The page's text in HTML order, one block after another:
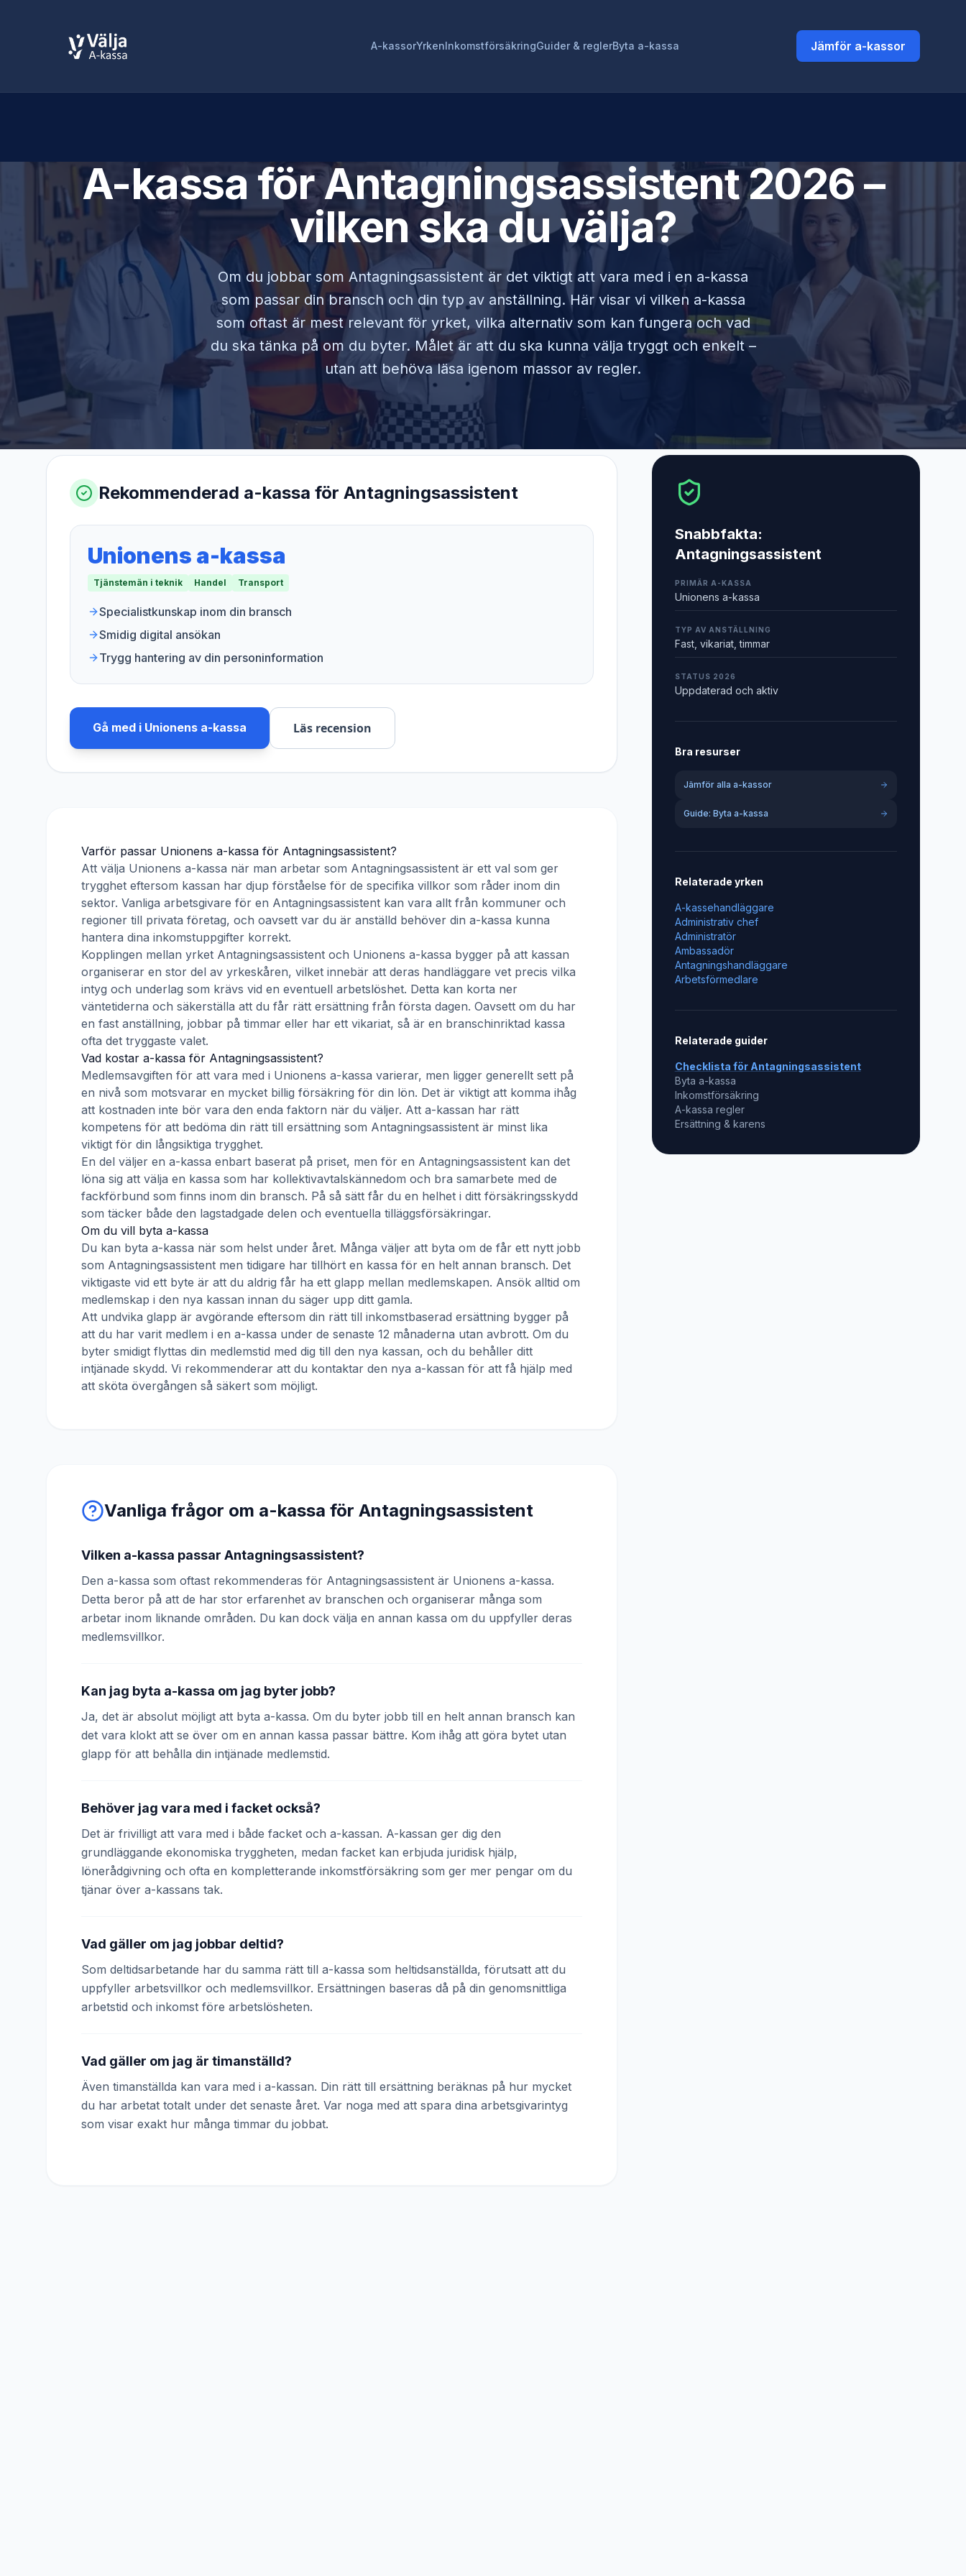
A-kassorYrkenInkomstförsäkringGuider & reglerByta a-kassa Jämför a-kassor
A-kassa förAntagningsassistent2026 –
vilken ska du välja?
Om du jobbar som Antagningsassistent är det viktigt att vara med i en a-kassa
som passar din bransch och din typ av anställning. Här visar vi vilken a-kassa
som oftast är mest relevant för yrket, vilka alternativ som kan fungera och vad
du ska tänka på om du byter. Målet är att du ska kunna välja tryggt och enkelt –
utan att behöva läsa igenom massor av regler.
Rekommenderad a-kassa för Antagningsassistent
Unionens a-kassa
Tjänstemän i teknik Handel Transport
Specialistkunskap inom din bransch
Smidig digital ansökan
Trygg hantering av din personinformation
Gå med i Unionens a-kassa Läs recension
Varför passar Unionens a-kassa för Antagningsassistent?
Att välja Unionens a-kassa när man arbetar som Antagningsassistent är ett val som ger
trygghet eftersom kassan har djup förståelse för de specifika villkor som råder inom din
sektor. Vanliga arbetsgivare för en Antagningsassistent kan vara allt från kommuner och
regioner till privata företag, och oavsett var du är anställd behöver din a-kassa kunna
hantera dina inkomstuppgifter korrekt.
Kopplingen mellan yrket Antagningsassistent och Unionens a-kassa bygger på att kassan
organiserar en stor del av yrkeskåren, vilket innebär att deras handläggare vet precis vilka
intyg och underlag som krävs vid en eventuell arbetslöshet. Detta kan korta ner
väntetiderna och säkerställa att du får rätt ersättning från första dagen. Oavsett om du har
en fast anställning, jobbar på timmar eller har ett vikariat, så är en branschinriktad kassa
ofta det tryggaste valet.
Vad kostar a-kassa för Antagningsassistent?
Medlemsavgiften för att vara med i Unionens a-kassa varierar, men ligger generellt sett på
en nivå som motsvarar en mycket billig försäkring för din lön. Det är viktigt att komma ihåg
att kostnaden inte bör vara den enda faktorn när du väljer. Att a-kassan har rätt
kompetens för att bedöma din rätt till ersättning som Antagningsassistent är minst lika
viktigt för din långsiktiga trygghet.
En del väljer en a-kassa enbart baserat på priset, men för en Antagningsassistent kan det
löna sig att välja en kassa som har kollektivavtalskännedom och bra samarbete med de
fackförbund som finns inom din bransch. På så sätt får du en helhet i ditt försäkringsskydd
som täcker både den lagstadgade delen och eventuella tilläggsförsäkringar.
Om du vill byta a-kassa
Du kan byta a-kassa när som helst under året. Många väljer att byta om de får ett nytt jobb
som Antagningsassistent men tidigare har tillhört en kassa för en helt annan bransch. Det
viktigaste vid ett byte är att du aldrig får ha ett glapp mellan medlemskapen. Ansök alltid om
medlemskap i den nya kassan innan du säger upp ditt gamla.
Att undvika glapp är avgörande eftersom din rätt till inkomstbaserad ersättning bygger på
att du har varit medlem i en a-kassa under de senaste 12 månaderna utan avbrott. Om du
byter smidigt flyttas din medlemstid med dig till den nya kassan, och du behåller ditt
intjänade skydd. Vi rekommenderar att du kontaktar den nya a-kassan för att få hjälp med
att sköta övergången så säkert som möjligt.
Vanliga frågor om a-kassa för Antagningsassistent
Vilken a-kassa passar Antagningsassistent?
Den a-kassa som oftast rekommenderas för Antagningsassistent är Unionens a-kassa.
Detta beror på att de har stor erfarenhet av branschen och organiserar många som
arbetar inom liknande områden. Du kan dock välja en annan kassa om du uppfyller deras
medlemsvillkor.
Kan jag byta a-kassa om jag byter jobb?
Ja, det är absolut möjligt att byta a-kassa. Om du byter jobb till en helt annan bransch kan
det vara klokt att se över om en annan kassa passar bättre. Kom ihåg att göra bytet utan
glapp för att behålla din intjänade medlemstid.
Behöver jag vara med i facket också?
Det är frivilligt att vara med i både facket och a-kassan. A-kassan ger dig den
grundläggande ekonomiska tryggheten, medan facket kan erbjuda juridisk hjälp,
lönerådgivning och ofta en kompletterande inkomstförsäkring som ger mer pengar om du
tjänar över a-kassans tak.
Vad gäller om jag jobbar deltid?
Som deltidsarbetande har du samma rätt till a-kassa som heltidsanställda, förutsatt att du
uppfyller arbetsvillkor och medlemsvillkor. Ersättningen baseras då på din genomsnittliga
arbetstid och inkomst före arbetslösheten.
Vad gäller om jag är timanställd?
Även timanställda kan vara med i a-kassan. Din rätt till ersättning beräknas på hur mycket
du har arbetat totalt under det senaste året. Var noga med att spara dina arbetsgivarintyg
som visar exakt hur många timmar du jobbat.
Snabbfakta:
Antagningsassistent
PRIMÄR A-KASSA
Unionens a-kassa
TYP AV ANSTÄLLNING
Fast, vikariat, timmar
STATUS 2026
Uppdaterad och aktiv
Bra resurser
Jämför alla a-kassor
Guide: Byta a-kassa
Relaterade yrken
A-kassehandläggare
Administrativ chef
Administratör
Ambassadör
Antagningshandläggare
Arbetsförmedlare
Relaterade guider
Checklista för Antagningsassistent
Byta a-kassa
Inkomstförsäkring
A-kassa regler
Ersättning & karens